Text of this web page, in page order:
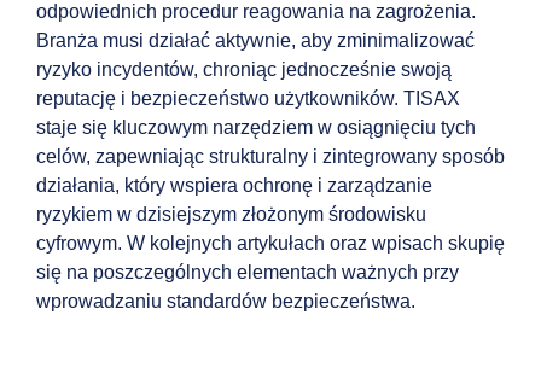
odpowiednich procedur reagowania na zagrożenia.
Branża musi działać aktywnie, aby zminimalizować
ryzyko incydentów, chroniąc jednocześnie swoją
reputację i bezpieczeństwo użytkowników. TISAX
staje się kluczowym narzędziem w osiągnięciu tych
celów, zapewniając strukturalny i zintegrowany sposób
działania, który wspiera ochronę i zarządzanie
ryzykiem w dzisiejszym złożonym środowisku
cyfrowym. W kolejnych artykułach oraz wpisach skupię
się na poszczególnych elementach ważnych przy
wprowadzaniu standardów bezpieczeństwa.